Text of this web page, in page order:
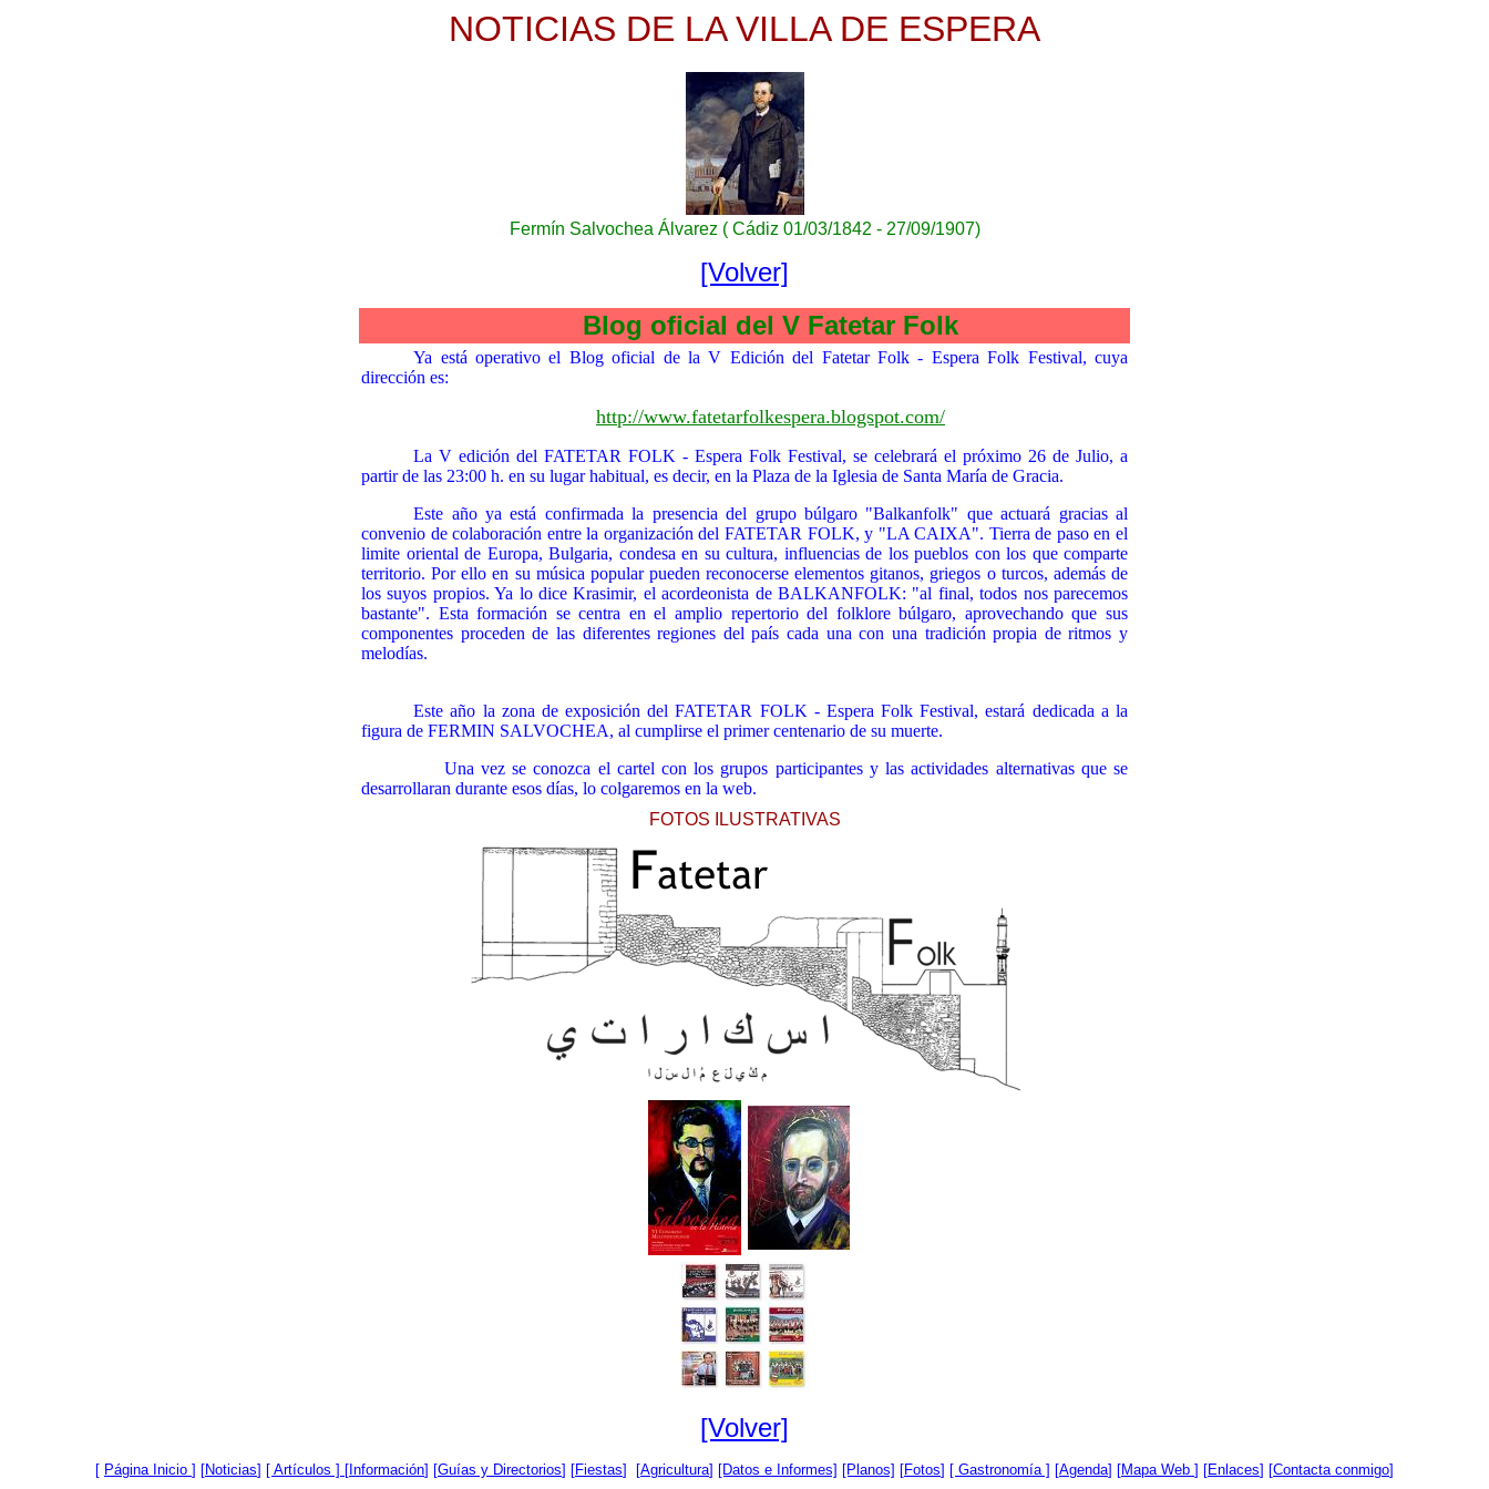
NOTICIAS DE LA VILLA DE ESPERA
Fermín Salvochea Álvarez ( Cádiz 01/03/1842 - 27/09/1907)
[Volver]
Blog oficial del V Fatetar Folk
Ya está operativo el Blog oficial de la V Edición del Fatetar Folk - Espera Folk Festival, cuya
dirección es:
http://www.fatetarfolkespera.blogspot.com/
La V edición del FATETAR FOLK - Espera Folk Festival, se celebrará el próximo 26 de Julio, a
partir de las 23:00 h. en su lugar habitual, es decir, en la Plaza de la Iglesia de Santa María de Gracia.
Este año ya está confirmada la presencia del grupo búlgaro "Balkanfolk" que actuará gracias al
convenio de colaboración entre la organización del FATETAR FOLK, y "LA CAIXA". Tierra de paso en el
limite oriental de Europa, Bulgaria, condesa en su cultura, influencias de los pueblos con los que comparte
territorio. Por ello en su música popular pueden reconocerse elementos gitanos, griegos o turcos, además de
los suyos propios. Ya lo dice Krasimir, el acordeonista de BALKANFOLK: "al final, todos nos parecemos
bastante". Esta formación se centra en el amplio repertorio del folklore búlgaro, aprovechando que sus
componentes proceden de las diferentes regiones del país cada una con una tradición propia de ritmos y
melodías.
Este año la zona de exposición del FATETAR FOLK - Espera Folk Festival, estará dedicada a la
figura de FERMIN SALVOCHEA, al cumplirse el primer centenario de su muerte.
Una vez se conozca el cartel con los grupos participantes y las actividades alternativas que se
desarrollaran durante esos días, lo colgaremos en la web.
FOTOS ILUSTRATIVAS
[Volver]
[ Página Inicio ] [Noticias] [ Artículos ] [ Información] [Guías y Directorios] [Fiestas] [Agricultura] [Datos e Informes] [Planos] [Fotos] [ Gastronomía ] [Agenda] [Mapa Web ] [Enlaces] [Contacta conmigo]